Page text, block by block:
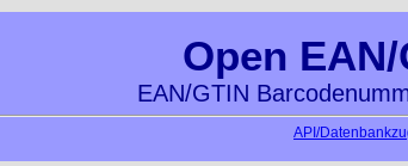
Open
EAN/GTIN
API/